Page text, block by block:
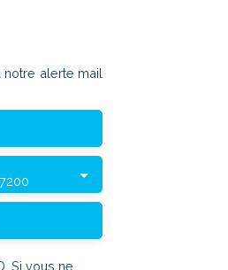
alerte mail
Si vous ne